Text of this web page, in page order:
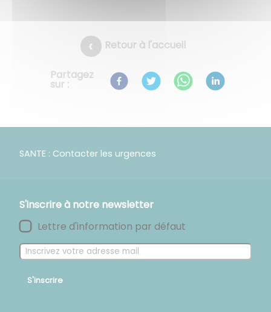
Retour à l'accueil
Partagez
sur :
SANTE : Contacter les urgences
S'inscrire à notre newsletter
Lettre d'information par défaut
S'inscrire